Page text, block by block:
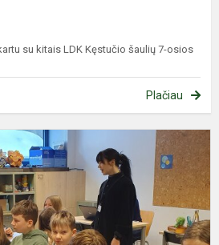
su kitais LDK Kęstučio šaulių 7-osios
Plačiau